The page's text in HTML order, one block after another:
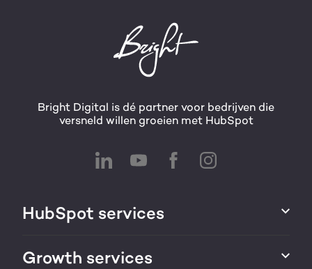
Bright Digital is dé partner voor bedrijven die
versneld willen groeien met HubSpot
HubSpot services
HubSpot integraties
Growth services